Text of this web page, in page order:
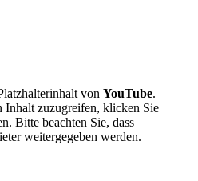
von YouTube.
Inhalt zuzugreifen, klicken Sie
Bitte beachten Sie, dass
weitergegeben werden.